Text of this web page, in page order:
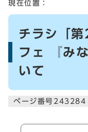
現在位置：
チラシ「
フェ 『み
いて
ページ番号243284